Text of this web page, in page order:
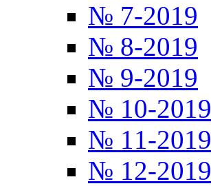
№ 7-2019
№ 8-2019
№ 9-2019
№ 10-2019
№ 11-2019
№ 12-2019